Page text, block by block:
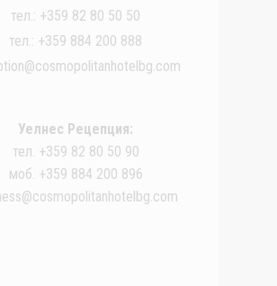
тел.: +359 82 80 50 50
тел.: +359 884 200 888
Уелнес Рецепция:
тел. +359 82 80 50 90
моб. +359 884 200 896